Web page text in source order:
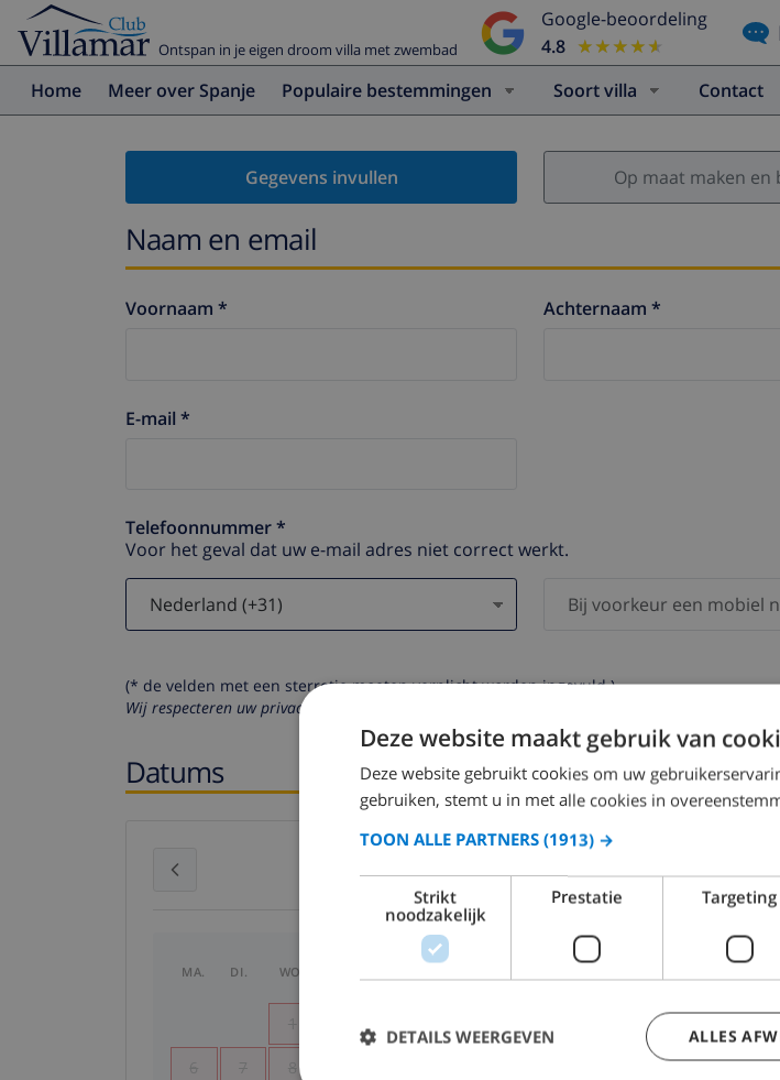
Ontspan in je eigen droom villa met zwembad
Google-beoordeling
4.8 ★★★★★
★★★★★
Home Meer over Spanje Populaire bestemmingen Soort villa Contact
Gegevens invullen Op maat maken en
Naam en email
Voornaam * Achternaam *
E-mail *
Telefoonnummer *
Voor het geval dat uw e-mail adres niet correct werkt.
(* de velden met een sterretje moeten verplicht worden ingevuld )
Wij respecteren uw privacy. Uw persoonlijke gegevens worden nooit aan derden verstrekt.
Datums
juli 2026 augustus 2026
MA. DI. WO.
1
6 7 8 5 6 7
Deze website maakt gebruik van
Deze website gebruikt cookies om uw
gebruiken, stemt u in met alle cookies in
TOON ALLE PARTNERS (1913) →
Strikt
noodzakelijk
Prestatie Targeting
ALLES
DETAILS WEERGEVEN